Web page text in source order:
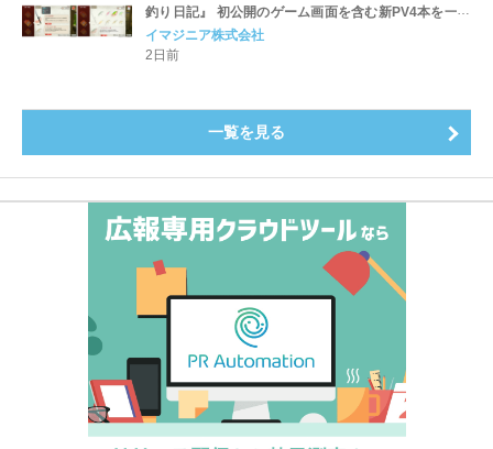
釣り日記』 初公開のゲーム画面を含む新PV4本を一挙
公開！
イマジニア株式会社
2日前
一覧を見る